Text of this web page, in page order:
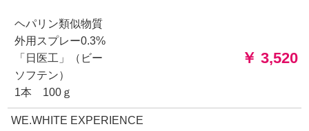
ヘパリン類似物質
外用スプレー0.3%
「日医工」（ビー
ソフテン）
1本 100ｇ
￥ 3,520
WE.WHITE EXPERIENCE